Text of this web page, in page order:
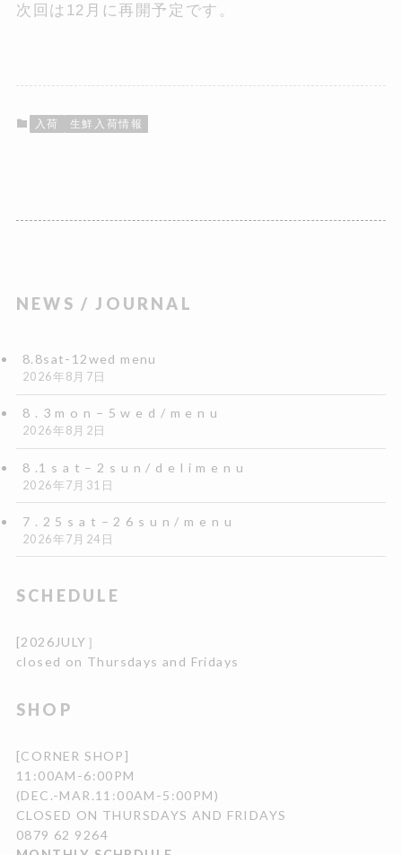
次回は12月に再開予定です。
入荷 生鮮入荷情報
NEWS / JOURNAL
8.8sat-12wed menu
2026年8月7日
8 . 3 m o n – 5 w e d / m e n u
2026年8月2日
8 .1 s a t – 2 s u n / d e l i m e n u
2026年7月31日
7 . 2 5 s a t – 2 6 s u n / m e n u
2026年7月24日
SCHEDULE
[2026JULY］
closed on Thursdays and Fridays
SHOP
[CORNER SHOP]
11:00AM-6:00PM
(DEC.-MAR.11:00AM-5:00PM)
CLOSED ON THURSDAYS AND FRIDAYS
0879 62 9264